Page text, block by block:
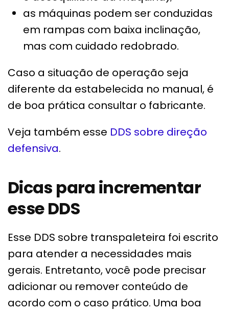
as máquinas podem ser conduzidas
em rampas com baixa inclinação,
mas com cuidado redobrado.
Caso a situação de operação seja
diferente da estabelecida no manual, é
de boa prática consultar o fabricante.
Veja também esse DDS sobre direção
defensiva.
Dicas para incrementar
esse DDS
Esse DDS sobre transpaleteira foi escrito
para atender a necessidades mais
gerais. Entretanto, você pode precisar
adicionar ou remover conteúdo de
acordo com o caso prático. Uma boa